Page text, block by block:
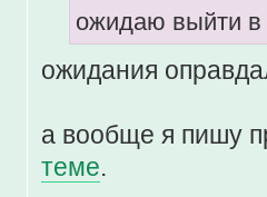
ожидаю выйти
ожидания
а вообще я пишу
теме.